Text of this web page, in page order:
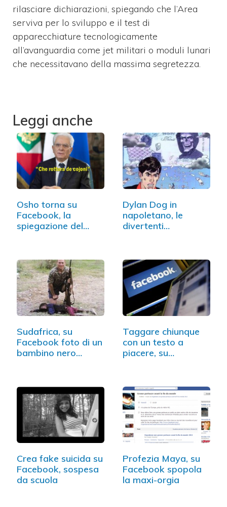
rilasciare dichiarazioni, spiegando che l’Area
serviva per lo sviluppo e il test di
apparecchiature tecnologicamente
all’avanguardia come jet militari o moduli lunari
che necessitavano della massima segretezza.
Leggi anche
Osho torna su
Facebook, la
spiegazione del
Dylan Dog in
napoletano, le
divertenti
Sudafrica, su
Facebook foto di un
bambino nero
Taggare chiunque
con un testo a
piacere, su
Crea fake suicida su
Facebook, sospesa
da scuola
Profezia Maya, su
Facebook spopola
la maxi-orgia